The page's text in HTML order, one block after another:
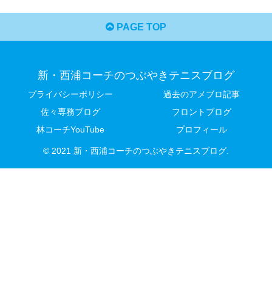
PAGE TOP
新・西浦コーチのつぶやきテニスブログ
プライバシーポリシー
過去のアメブロ記事
佐々専務ブログ
フロントブログ
林コーチYouTube
プロフィール
© 2021 新・西浦コーチのつぶやきテニスブログ.